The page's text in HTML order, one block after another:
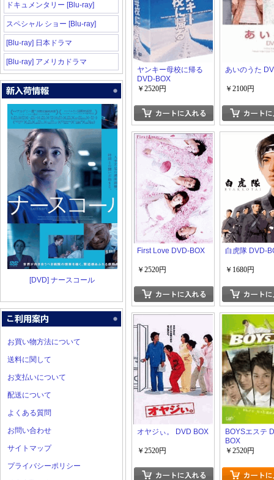
ドキュメンタリー [Blu-ray]
スペシャル ショー [Blu-ray]
[Blu-ray] 日本ドラマ
[Blu-ray] アメリカドラマ
[DVD] ナースコール
お買い物方法について
送料に関して
お支払いについて
配送について
よくある質問
お問い合わせ
サイトマップ
プライバシーポリシー
ヤンキー母校に帰る
DVD-BOX
￥2520円
あいのうた
￥2100円
First Love DVD-BOX
￥2520円
白虎隊 DVD-
￥1680円
オヤジぃ。 DVD BOX
￥2520円
BOYSエステ
BOX
￥2520円